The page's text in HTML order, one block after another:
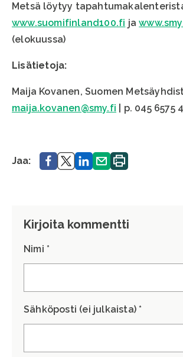
Metsä löytyy
www.suomifinland100.fi ja
(elokuussa)
Lisätietoja:
Maija Kovanen, Suomen
maija.kovanen@smy.fi | p. 045 6575
Jaa: Jaa. Jaa.Jaa. Jaa. Tulosta
sivu.
Kirjoita kommentti
Nimi *
Sähköposti (ei julkaista) *